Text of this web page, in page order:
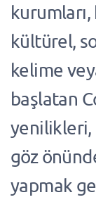
kültürel,
kelime
başlatan
yenilikleri,
göz
yapmak